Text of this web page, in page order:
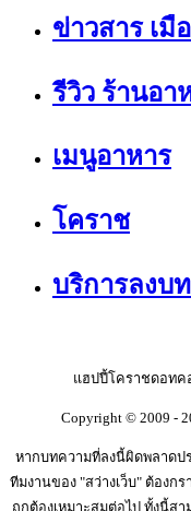
ข่าวสาร เมื
รีวิว ร้านอา
เมนูอาหาร
โคราช
บริการลงบ
แฮปปี้โคราชดอทค
Copyright © 2009 -
หากบทความที่ลงนี้ผิดพลาดป
ทีมงานของ "สว่างเว็บ" ต้อง
ถูกต้องเหมาะสมต่อไป ทั้งนี้ส